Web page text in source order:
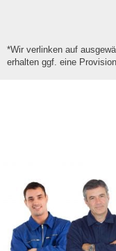
*Wir verlinken auf
erhalten ggf. eine